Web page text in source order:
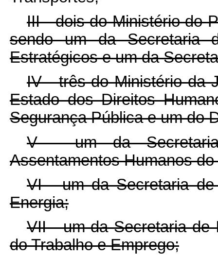
III - dois do Ministério do
sendo um da Secretaria
Estratégicos e um da
IV - três do Ministério da
Estado dos Direitos
Segurança Pública e um do
V - um da Secretaria
Assentamentos Humanos
VI - um da Secretaria
Energia;
VII - um da Secretaria de
do Trabalho e Emprego;